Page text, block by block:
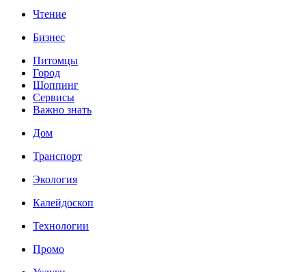
Чтение
Бизнес
Питомцы
Город
Шоппинг
Сервисы
Важно знать
Дом
Транспорт
Экология
Калейдоскоп
Технологии
Промо